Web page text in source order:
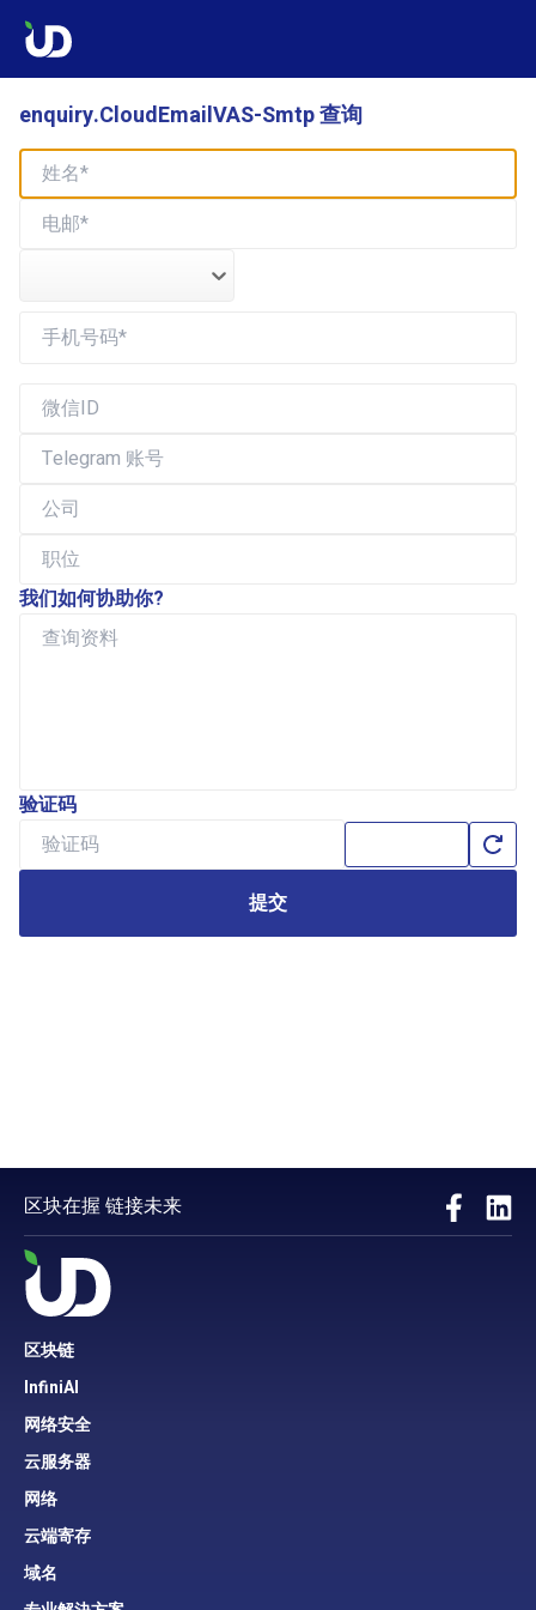
enquiry.CloudEmailVAS-Smtp 查询
我们如何协助你?
验证码
提交
区块在握 链接未来
区块链
InfiniAI
网络安全
云服务器
网络
云端寄存
域名